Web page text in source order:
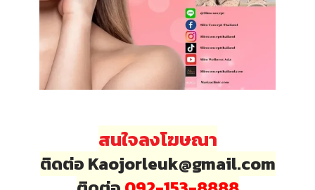
สนใจลงโฆษณา
ติดต่อ Kaojorleuk@gmail.com